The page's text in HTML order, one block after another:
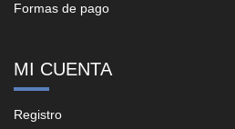
Formas de pago
MI CUENTA
Registro